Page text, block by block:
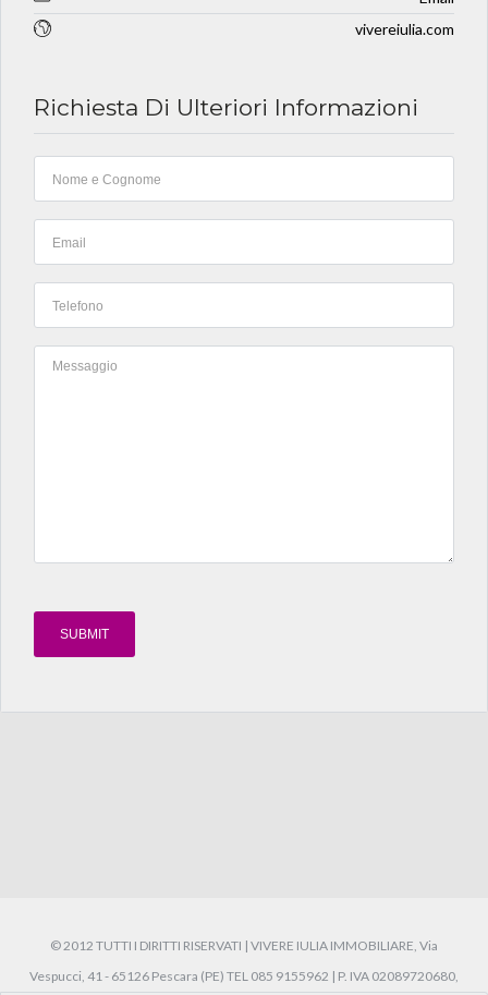
vivereiulia.com
Richiesta Di Ulteriori Informazioni
© 2012 TUTTI I DIRITTI RISERVATI | VIVERE IULIA IMMOBILIARE, Via
Vespucci, 41 - 65126 Pescara (PE) TEL 085 9155962 | P. IVA 02089720680,